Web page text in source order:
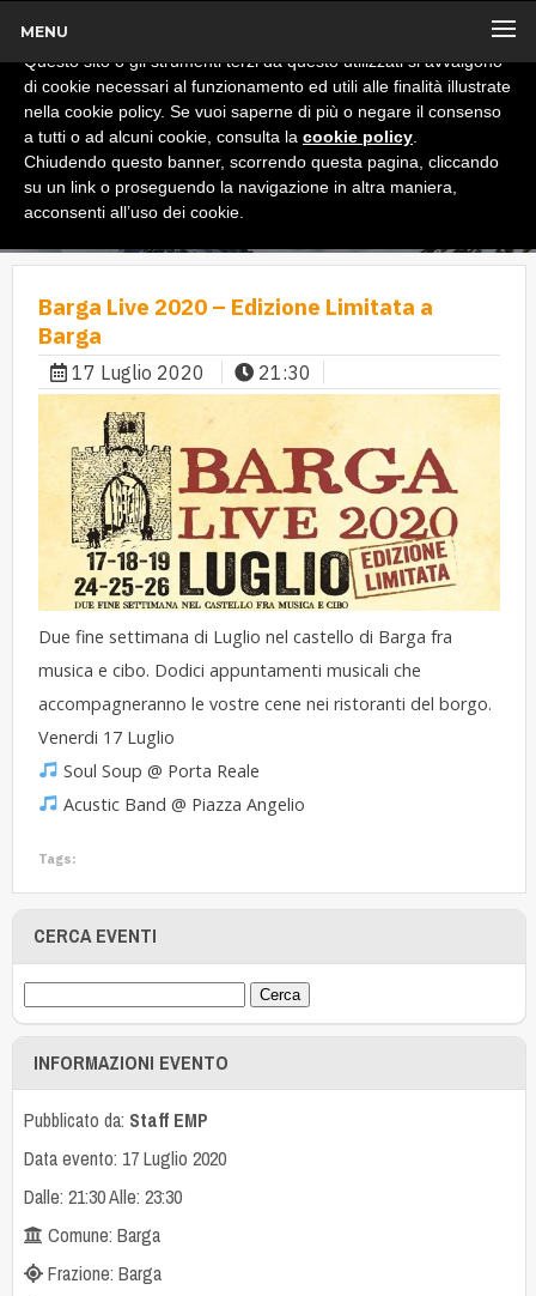
MENU
Barga Live 2020 – Edizione Limitata a
Barga
17 Luglio 2020 21:30
Due fine settimana di Luglio nel castello di Barga fra
musica e cibo. Dodici appuntamenti musicali che
accompagneranno le vostre cene nei ristoranti del borgo.
Venerdi 17 Luglio
Soul Soup @ Porta Reale
Acustic Band @ Piazza Angelio
Tags:
CERCA EVENTI
INFORMAZIONI EVENTO
Pubblicato da: Staff EMP
Data evento: 17 Luglio 2020
Dalle: 21:30 Alle: 23:30
Comune: Barga
Frazione: Barga
x
Informativa
Questo sito o gli strumenti terzi da questo utilizzati si avvalgono
di cookie necessari al funzionamento ed utili alle finalità illustrate
nella cookie policy. Se vuoi saperne di più o negare il consenso
a tutti o ad alcuni cookie, consulta la cookie policy
Chiudendo questo banner, scorrendo questa pagina, cliccando
su un link o proseguendo la navigazione in altra maniera,
acconsenti all’uso dei cookie.